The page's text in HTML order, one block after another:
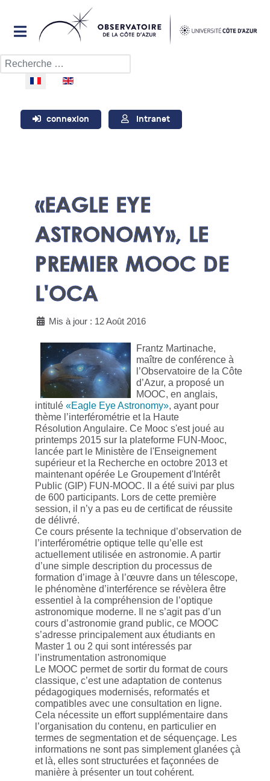
Rechercher
Sélectionnez votre langue
connexion Intranet
«EAGLE EYE
ASTRONOMY», LE
PREMIER MOOC DE
L'OCA
Mis à jour : 12 Août 2016
Frantz Martinache,
maître de conférence à
l’Observatoire de la Côte
d’Azur, a proposé un
MOOC, en anglais,
intitulé «Eagle Eye Astronomy», ayant pour
thème l’interférométrie et la Haute
Résolution Angulaire. Ce Mooc s'est joué au
printemps 2015 sur la plateforme FUN-Mooc,
lancée part le Ministère de l'Enseignement
supérieur et la Recherche en octobre 2013 et
maintenant opérée Le Groupement d'Intérêt
Public (GIP) FUN-MOOC. Il a été suivi par plus
de 600 participants. Lors de cette première
session, il n’y a pas eu de certificat de réussite
de délivré.
Ce cours présente la technique d’observation de
l’interférométrie optique telle qu’elle est
actuellement utilisée en astronomie. A partir
d’une simple description du processus de
formation d’image à l’œuvre dans un télescope,
le phénomène d’interférence se révèlera être
essentiel à la compréhension de l’optique
astronomique moderne. Il ne s’agit pas d’un
cours d’astronomie grand public, ce MOOC
s’adresse principalement aux étudiants en
Master 1 ou 2 qui sont intéressés par
l’instrumentation astronomique
Le MOOC permet de sortir du format de cours
classique, c’est une adaptation de contenus
pédagogiques modernisés, reformatés et
compatibles avec une consultation en ligne.
Cela nécessite un effort supplémentaire dans
l’organisation du contenu, en particulier en
termes de segmentation et de séquençage. Les
informations ne sont pas simplement glanées çà
et là, elles sont structurées et façonnées de
manière à présenter un tout cohérent.